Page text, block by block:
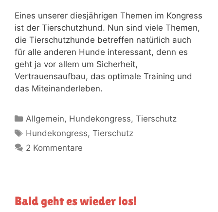
Eines unserer diesjährigen Themen im Kongress
ist der Tierschutzhund. Nun sind viele Themen,
die Tierschutzhunde betreffen natürlich auch
für alle anderen Hunde interessant, denn es
geht ja vor allem um Sicherheit,
Vertrauensaufbau, das optimale Training und
das Miteinanderleben.
Allgemein, Hundekongress,Tierschutz
Hundekongress,Tierschutz
2 Kommentare
Bald geht es wieder los!